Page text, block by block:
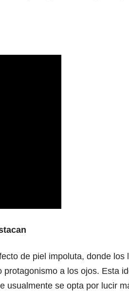
de piel impoluta, donde los
a los ojos. Esta
usualmente se opta por lucir